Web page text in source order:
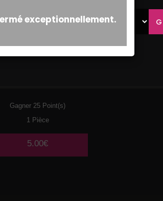
Gagner 25 Point(s)
1 Pièce
5.00€